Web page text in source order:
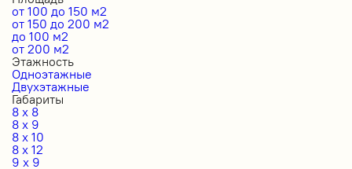
от 100 до 150 м2
от 150 до 200 м2
до 100 м2
от 200 м2
Этажность
Одноэтажные
Двухэтажные
Габариты
8 x 8
8 x 9
8 x 10
8 x 12
9 x 9